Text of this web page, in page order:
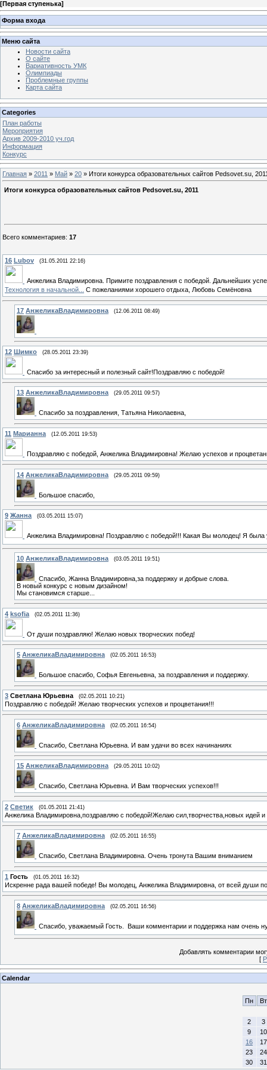
[Первая ступенька]
Форма входа
Меню сайта
Новости сайта
О сайте
Вариативность УМК
Олимпиады
Проблемные группы
Карта сайта
Categories
План работы
Мероприятия
Архив 2009-2010 уч.год
Информация
Конкурс
Главная » 2011 » Май » 20 » Итоги конкурса образовательных сайтов Pedsovet.su,
Итоги конкурса образовательных сайтов Pedsovet.su, 2011
Всего комментариев: 17
16 Lubov (31.05.2011 22:16)
Анжелика Владимировна. Примите поздравления с победой. Дальнейших
Технология в начальной... С пожеланиями хорошего отдыха, Любовь Семёновна
17 АнжеликаВладимировна (12.06.2011 08:49)
12 Шимко (28.05.2011 23:39)
Спасибо за интересный и полезный сайт!Поздравляю с победой!
13 АнжеликаВладимировна (29.05.2011 09:57)
Спасибо за поздравления, Татьяна Николаевна,
11 Марианна (12.05.2011 19:53)
Поздравляю с победой, Анжелика Владимировна! Желаю успехов и
14 АнжеликаВладимировна (29.05.2011 09:59)
Большое спасибо,
9 Жанна (03.05.2011 15:07)
Анжелика Владимировна! Поздравляю с победой!!! Какая Вы молодец! Я
10 АнжеликаВладимировна (03.05.2011 19:51)
Спасибо, Жанна Владимировна,за поддержку и добрые слова.
В новый конкурс с новым дизайном!
Мы становимся старше...
4 ksofia (02.05.2011 11:36)
От души поздравляю! Желаю новых творческих побед!
5 АнжеликаВладимировна (02.05.2011 16:53)
Большое спасибо, Софья Евгеньевна, за поздравления и поддержку.
3 Светлана Юрьевна (02.05.2011 10:21)
Поздравляю с победой! Желаю творческих успехов и процветания!!!
6 АнжеликаВладимировна (02.05.2011 16:54)
Спасибо, Светлана Юрьевна. И вам удачи во всех начинаниях
15 АнжеликаВладимировна (29.05.2011 10:02)
Спасибо, Светлана Юрьевна. И Вам творческих успехов!!!
2 Светик (01.05.2011 21:41)
Анжелика Владимировна,поздравляю с победой!Желаю сил,творчества,новых
7 АнжеликаВладимировна (02.05.2011 16:55)
Спасибо, Светлана Владимировна. Очень тронута Вашим вниманием
1 Гость (01.05.2011 16:32)
Искренне рада вашей победе! Вы молодец, Анжелика Владимировна, от всей души
8 АнжеликаВладимировна (02.05.2011 16:56)
Спасибо, уважаемый Гость. Ваши комментарии и поддержка нам очень
Добавлять комментарии
[
Calendar
Пн Вт
2
3
9
10
16
17
23
24
30
31